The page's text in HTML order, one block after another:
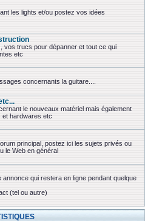
les lights et/ou postez vos idées
vos trucs pour dépanner et tout ce qui
etc
concernants la guitare....
le nouveaux matériel mais également
hardwares etc
principal, postez ici les sujets privés ou
le Web en général
qui restera en ligne pendant quelque
(tel ou autre)